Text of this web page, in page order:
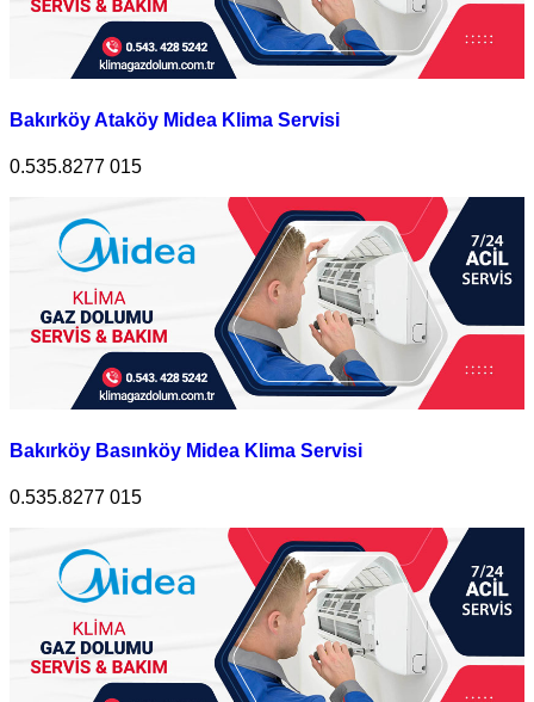
Bakırköy Ataköy Midea Klima Servisi
0.535.8277 015
Bakırköy Basınköy Midea Klima Servisi
0.535.8277 015